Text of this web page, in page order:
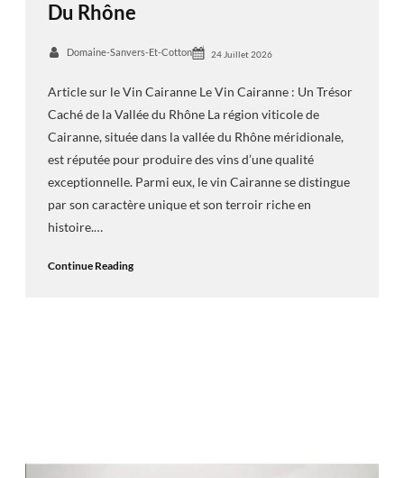
Du Rhône
Domaine-Sanvers-Et-Cotton 24 Juillet 2026
Article sur le Vin Cairanne Le Vin Cairanne : Un Trésor
Caché de la Vallée du Rhône La région viticole de
Cairanne, située dans la vallée du Rhône méridionale,
est réputée pour produire des vins d’une qualité
exceptionnelle. Parmi eux, le vin Cairanne se distingue
par son caractère unique et son terroir riche en
histoire.…
Continue Reading